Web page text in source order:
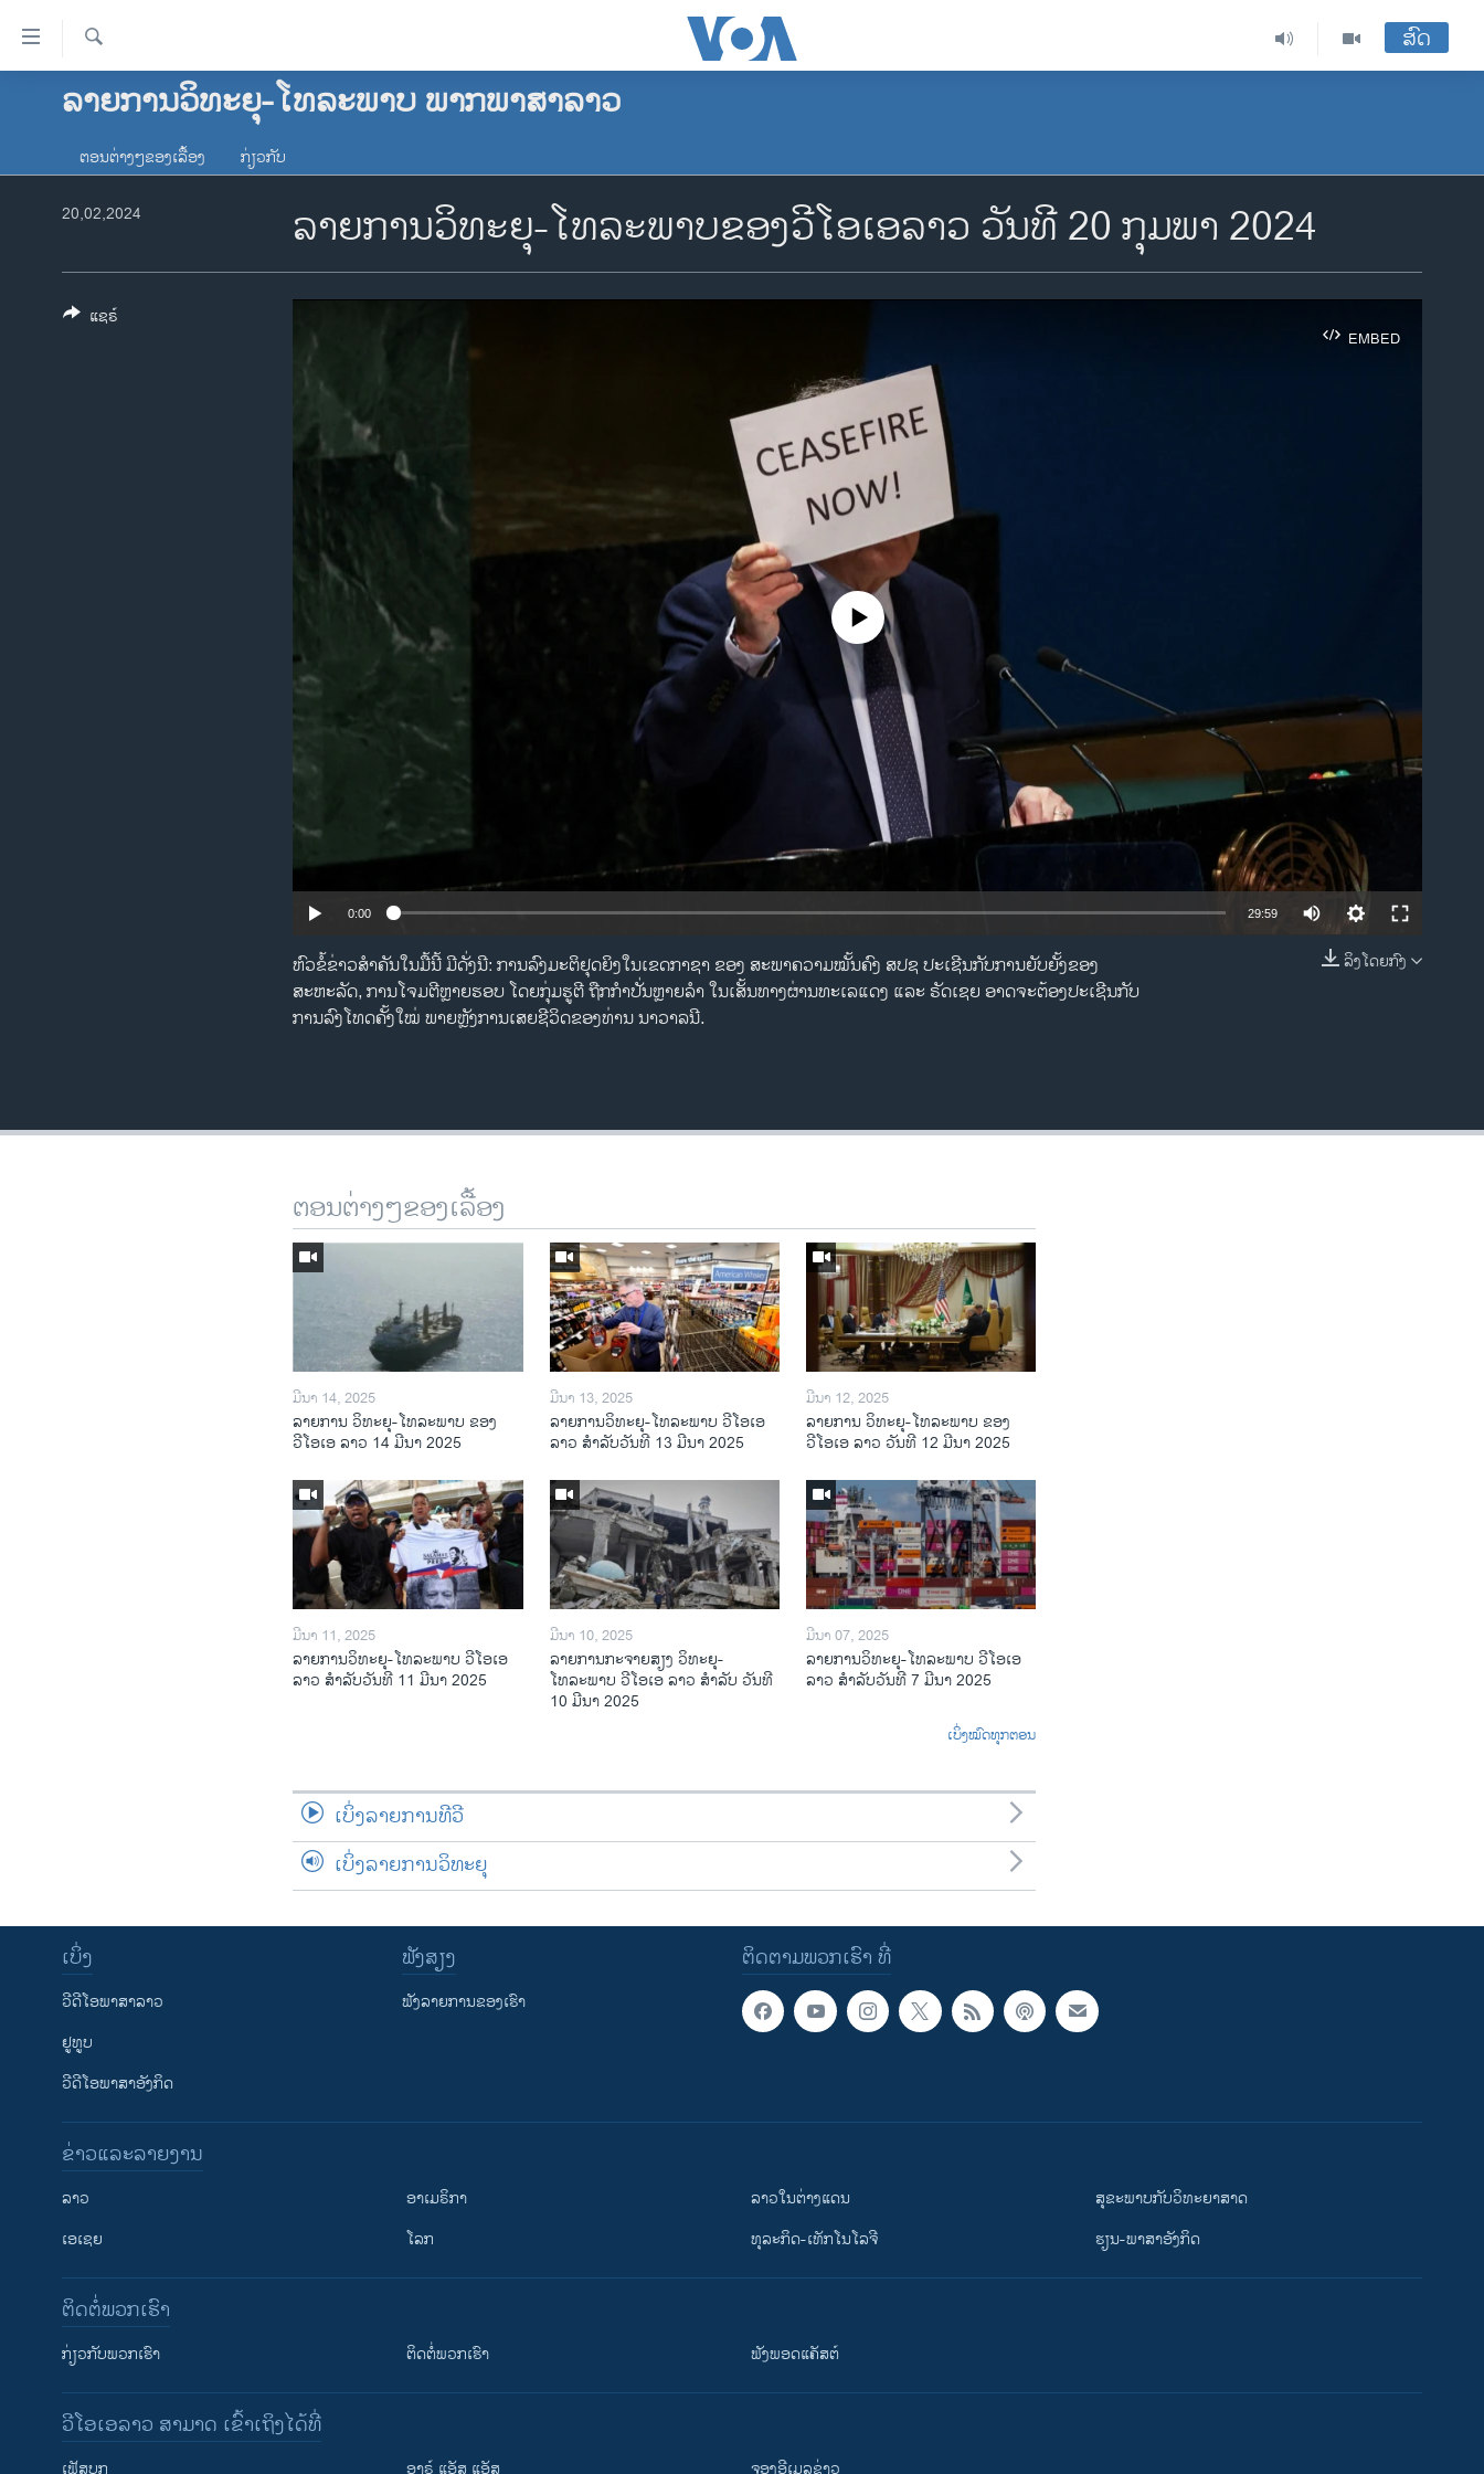
ລິ້ງ
ສຳຫລັບ
ຂ້າມ
ໂຮມເພຈ
ອາເມຣິກາ
ການເລືອກຕັ້ງ ປະທານາທີບໍດີ ສະຫະລັດ
ຂ່າວ​ຈີນ
ສົດ
ລາຍການວິທະຍຸ-ໂທລະພາບ ພາກພາສາລາວ
ຕອນຕ່າງໆຂອງເລື້ອງ ກ່ຽວກັບ
ລາຍການວິທະຍຸ-ໂທລະພາບຂອງວີໂອເອລາວ ວັນທີ 20 ກຸມພາ 2024
20,02,2024
EMBED
EMBED
No media source currently available
0:00 29:59
ລິງໂດຍກົງ
ຫົວຂໍ້ຂ່າວສໍາຄັນໃນມື້ນີ້ ມີດັ່ງນີ: ການລົງມະຕິຢຸດຍິງໃນເຂດກາຊາ ຂອງ ສະພາຄວາມໝັ້ນຄົງ ສປຊ ປະເຊີນກັບການຍັບຍັ້ງຂອງ
ສະຫະລັດ, ການໂຈມຕີຫຼາຍຮອບ ໂດຍກຸ່ມຮູຕີ ຖືກກຳປັ່ນຫຼາຍລຳ ໃນເສັ້ນທາງຜ່ານທະເລແດງ ແລະ ຣັດເຊຍ ອາດຈະຕ້ອງປະເຊີນກັບ
ການລົງໂທດຄັ້ງໃໝ່ ພາຍຫຼັງການເສຍຊີວິດຂອງທ່ານ ນາວາລນີ.
ແຊຣ໌
ຕອນຕ່າງໆຂອງເລື້ອງ
ມີນາ 14, 2025
ລາຍການ ວິທະຍຸ-ໂທລະພາບ ຂອງ
ວີໂອເອ ລາວ 14 ມີນາ 2025
ມີນາ 13, 2025
ລາຍການວິ​ທະ​ຍຸ-ໂທ​ລະ​ພາບ ວີໂອເອ
ລາວ ສຳ​ລັບ​ວັນ​ທີ 13 ມີ​ນາ 2025
ມີນາ 12, 2025
ລາຍການ ວິທະຍຸ-ໂທລະພາບ ຂອງ
ວີໂອເອ ລາວ ວັນທີ 12 ມີນາ 2025
ມີນາ 11, 2025
ລາຍການວິ​ທະ​ຍຸ-ໂທ​ລະ​ພາບ ວີໂອເອ
ລາວ ສຳ​ລັບ​ວັນ​ທີ 11 ມີ​ນາ 2025
ມີນາ 10, 2025
ລາຍການກະຈາຍສຽງ ວິທະຍຸ-
ໂທລະພາບ ວີໂອເອ ລາວ ສຳລັບ ວັນທີ
10 ມີນາ 2025
ມີນາ 07, 2025
ລາຍການ​ວິ​ທະ​ຍ​ຸ-ໂທ​ລະ​ພາບ ວີໂອເອ
ລາວ ສຳ​ລັບ​ວັນ​ທີ 7 ມີ​ນາ 2025
ເບິ່ງໝົດທຸກຕອນ
ເບິ່ງລາຍການທີວີ
ເບິ່ງລາຍການວິທະຍຸ
ຕິດຕາມພວກເຮົາ ທີ່
ເບິ່ງ
ວີດີໂອພາສາລາວ
ຢູທູບ
ວີດີໂອພາສາອັງກິດ
ຟັງສຽງ
ຟັງລາຍການຂອງເຮົາ
ຂ່າວແລະລາຍງານ
ລາວ
ເອເຊຍ
ອາເມຣິກາ
ໂລກ
ລາວໃນຕ່າງແດນ
ທຸລະກິດ-ເທັກໂນໂລຈີ
ສຸຂະພາບກັບວິທະຍາສາດ
ຮຽນ-ພາສາອັງກິດ
ຕິດຕໍ່ພວກເຮົາ
ກ່ຽວກັບພວກເຮົາ ຕິດຕໍ່ພວກເຮົາ ຟັງພອດແຄັສຕ໌
ວີໂອເອລາວ ສາມາດ ເຂົ້າເຖິງໄດ້ທີ່
ເຟັສບຸກ ອາຣ໌ ແອັສ ແອັສ ຈອງອີເມລຂ່າວ